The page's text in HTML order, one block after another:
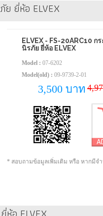
ย ยี่ห้อ ELVEX
ELVEX - FS-20ARC10 ก
นิรภัย ยี่ห้อ ELVEX
Model : 07-6202
Model(old) : 09-9739-2-01
3,500 บาท
* สอบถามข้อมูลเพิ่มเติม หรือ หากมีจ